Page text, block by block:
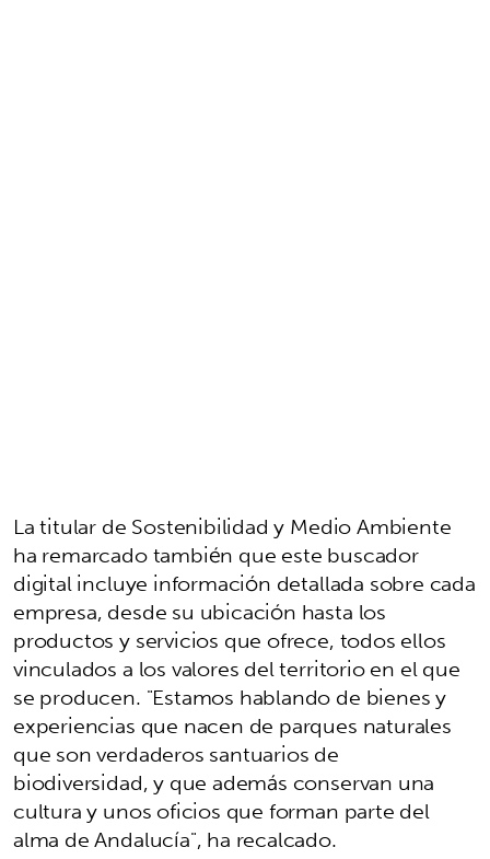
La titular de Sostenibilidad y Medio Ambiente
ha remarcado también que este buscador
digital incluye información detallada sobre cada
empresa, desde su ubicación hasta los
productos y servicios que ofrece, todos ellos
vinculados a los valores del territorio en el que
se producen. "Estamos hablando de bienes y
experiencias que nacen de parques naturales
que son verdaderos santuarios de
biodiversidad, y que además conservan una
cultura y unos oficios que forman parte del
alma de Andalucía", ha recalcado.